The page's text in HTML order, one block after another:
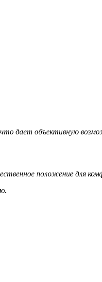
дает объективную
положение для